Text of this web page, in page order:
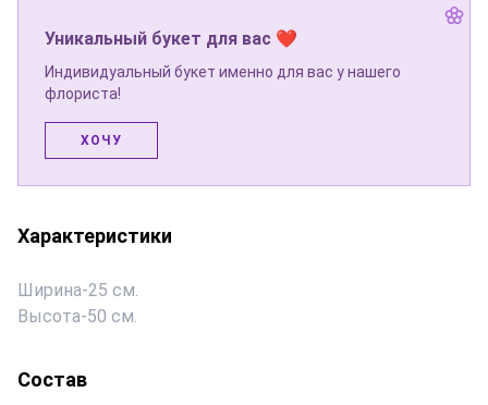
Уникальный букет для вас ❤
Индивидуальный букет именно для вас у нашего
флориста!
ХОЧУ
Характеристики
Ширина-25 см.
Высота-50 см.
Состав